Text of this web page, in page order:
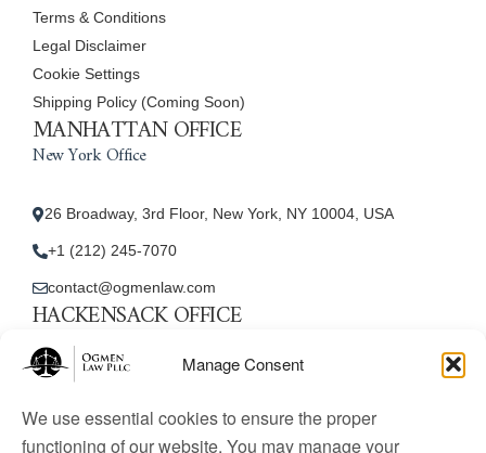
Manage Consent
We use essential cookies to ensure the proper
functioning of our website. You may manage your
Terms & Conditions
Legal Disclaimer
Cookie Settings
Shipping Policy (Coming Soon)
MANHATTAN OFFICE
New York Office
26 Broadway, 3rd Floor, New York, NY 10004, USA
+1 (212) 245-7070
contact@ogmenlaw.com
HACKENSACK OFFICE
New Jersey Office